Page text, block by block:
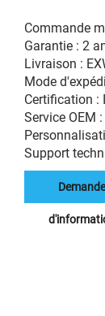
Commande
Garantie : 2
Livraison :
Mode
Certification :
Service OEM
Support
Demande